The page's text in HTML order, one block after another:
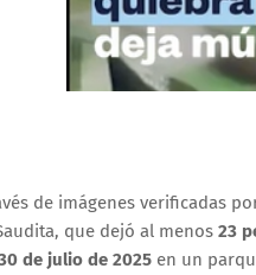
de imágenes verificadas
que dejó al menos 23
de julio de 2025 en un